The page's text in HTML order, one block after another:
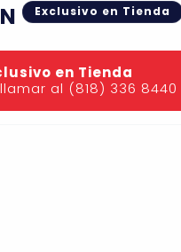
Exclusivo en Tienda
en Tienda
al (818) 336 8440